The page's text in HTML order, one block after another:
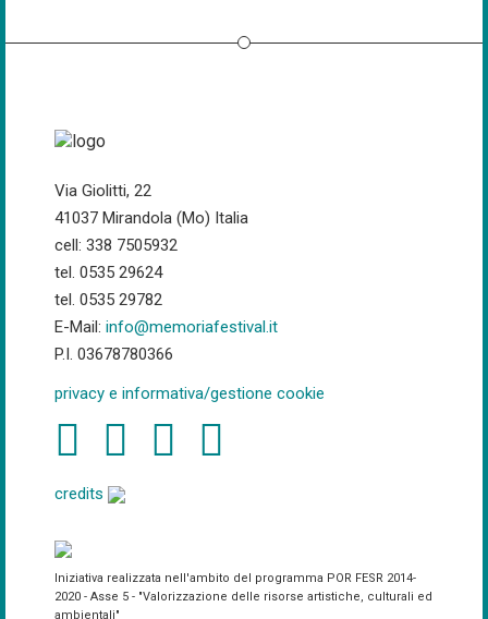
Via Giolitti, 22
41037 Mirandola (Mo) Italia
cell: 338 7505932
tel. 0535 29624
tel. 0535 29782
E-Mail: info@memoriafestival.it
P.I. 03678780366
privacy e informativa/gestione cookie
credits
Iniziativa realizzata nell'ambito del programma POR FESR 2014-
2020 - Asse 5 - "Valorizzazione delle risorse artistiche, culturali ed
ambientali"